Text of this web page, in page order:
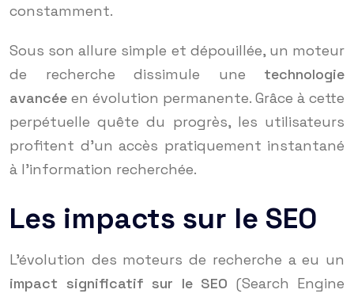
constamment.
Sous son allure simple et dépouillée, un moteur
de recherche dissimule une technologie
avancée en évolution permanente. Grâce à cette
perpétuelle quête du progrès, les utilisateurs
profitent d’un accès pratiquement instantané
à l’information recherchée.
Les impacts sur le SEO
L’évolution des moteurs de recherche a eu un
impact significatif sur le SEO (Search Engine